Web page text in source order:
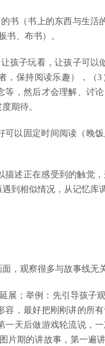
书（书上的东西与生
书、布书）。
孩子玩看，让孩子可
，保持阅读乐趣），（
，然后才会理解、讨
期待。
以固定时间阅读（晚
描述正在感受到的触觉
到相似情况，从记忆库
，观察很多与故事线无
展；举例：先引导孩子
，最好把刚刚讲的所
天后做游戏轮流说，
片期的讲故事，第一遍